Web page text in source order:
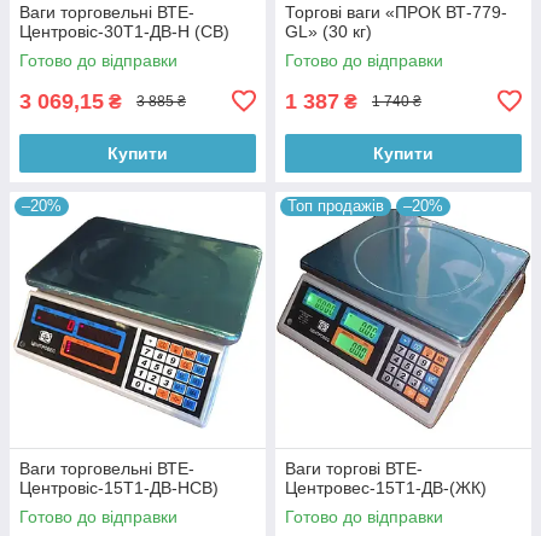
Ваги торговельні ВТЕ-
Центровіс-30Т1-ДВ-Н (СВ)
Готово до відправки
3 069,15 ₴ 3 885 ₴
Купити
Торгові ваги «ПРОК ВТ-779-
GL» (30 кг)
Готово до відправки
1 387 ₴ 1 740 ₴
Купити
–20%
Ваги торговельні ВТЕ-
Центровіс-15Т1-ДВ-НСВ)
Готово до відправки
Топ продажів –20%
Ваги торгові ВТЕ-
Центровес-15Т1-ДВ-(ЖК)
Готово до відправки